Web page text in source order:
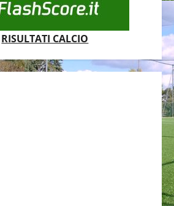
RISULTATI CALCIO